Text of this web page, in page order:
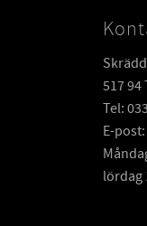
517 94
Tel:
E-
lördag